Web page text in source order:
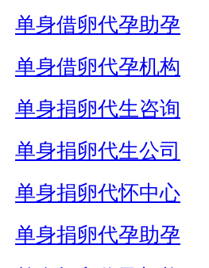
单身借卵代孕助孕
单身借卵代孕机构
单身捐卵代生咨询
单身捐卵代生公司
单身捐卵代怀中心
单身捐卵代孕助孕